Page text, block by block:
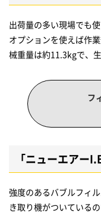
出荷量の多い現場でも
オプションを使えば作
械重量は約11.3kgで、
フ
「ニューエアー
強度のあるバブルフィ
き取り機がついている